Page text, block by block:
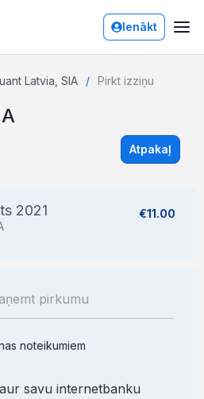
Ienākt
Latvia, SIA Pirkt izziņu
Atpakaļ
2021 €11.00
noteikumiem
savu internetbanku